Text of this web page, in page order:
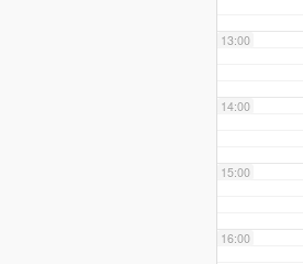
13:00
14:00
15:00
16:00